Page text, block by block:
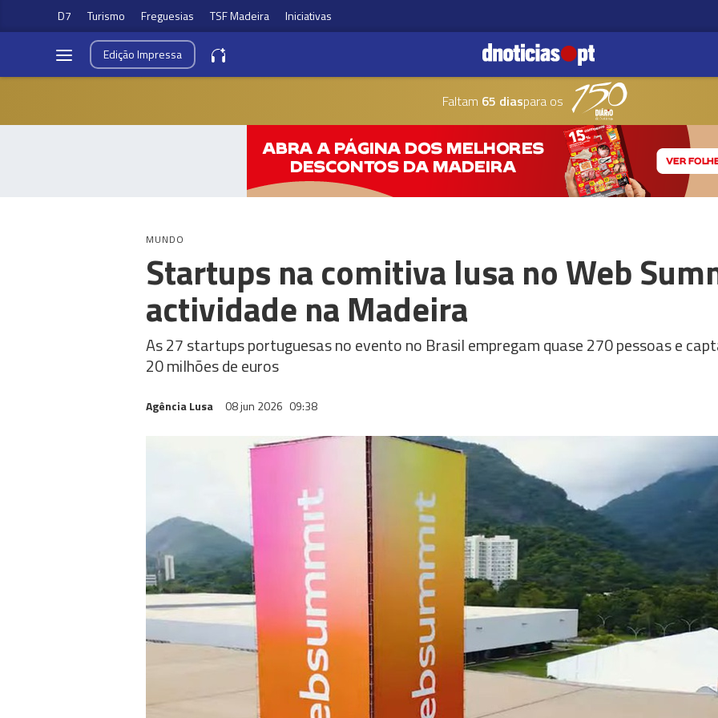
D7 Turismo Freguesias TSF Madeira Iniciativas
EdiçãoImpressa
Faltam 65 diaspara os
MUNDO
Startups na comitiva lusa no Web
actividade na Madeira
As 27 startups portuguesas no evento no Brasil empregam quase 270 pessoas e
20 milhões de euros
Agência Lusa 08 jun 2026 09:38